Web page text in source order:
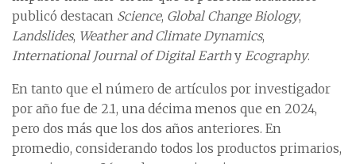
publicó destacan Science, Global Change Biology,
Landslides, Weather and Climate Dynamics,
International Journal of Digital Earthy Ecography.
En tanto que el número de artículos por investigador
por año fue de 2.1, una décima menos que en 2024,
pero dos más que los dos años anteriores. En
promedio, considerando todos los productos primarios,